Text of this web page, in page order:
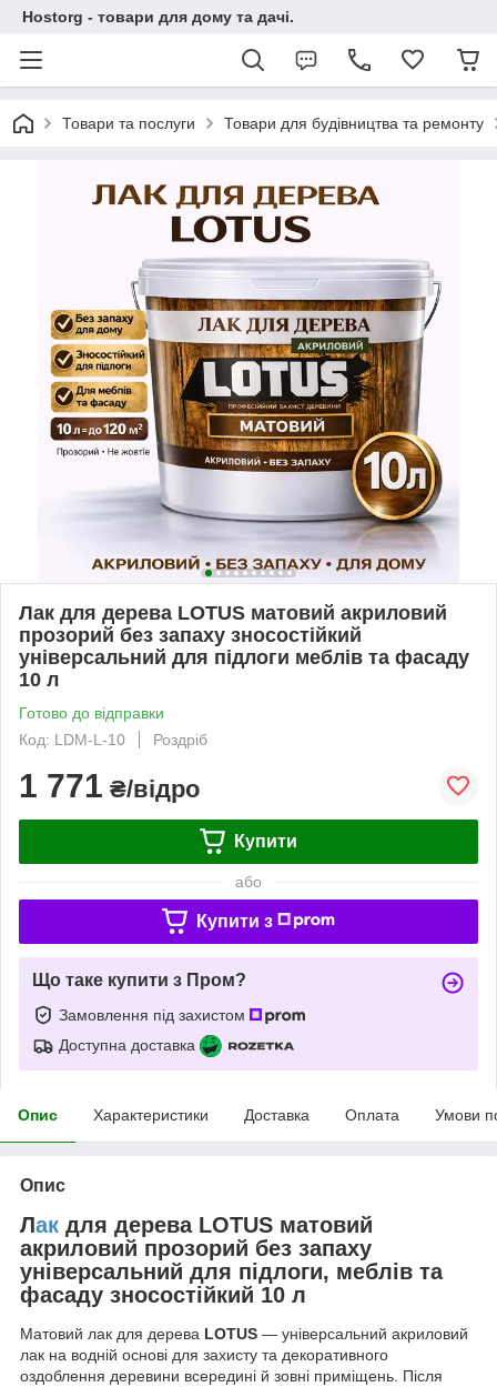
Hostorg - товари для дому та дачі.
Товари та послуги Товари для будівництва та ремонту
Лак для дерева LOTUS матовий акриловий
прозорий без запаху зносостійкий
універсальний для підлоги меблів та фасаду
10 л
Готово до відправки
Код: LDM-L-10
Роздріб
1 771 ₴/відро
Купити
або
Купити з
Що таке купити з Пром?
Замовлення під захистом
Доступна доставка
Опис Характеристики Доставка Оплата Умови
Опис
Лак для дерева LOTUS матовий
акриловий прозорий без запаху
універсальний для підлоги, меблів та
фасаду зносостійкий 10 л
Матовий лак для дерева LOTUS — універсальний акриловий
лак на водній основі для захисту та декоративного
оздоблення деревини всередині й зовні приміщень. Після